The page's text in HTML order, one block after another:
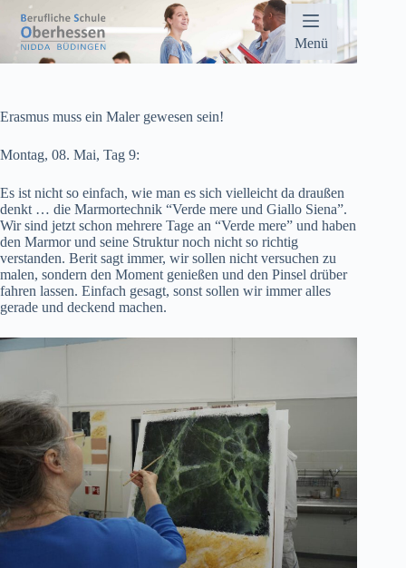
Inhalt
springen
Menü
Erasmus muss ein Maler gewesen sein!
Montag, 08. Mai, Tag 9:
Es ist nicht so einfach, wie man es sich vielleicht da draußen
denkt … die Marmortechnik “Verde mere und Giallo Siena”.
Wir sind jetzt schon mehrere Tage an “Verde mere” und haben
den Marmor und seine Struktur noch nicht so richtig
verstanden. Berit sagt immer, wir sollen nicht versuchen zu
malen, sondern den Moment genießen und den Pinsel drüber
fahren lassen. Einfach gesagt, sonst sollen wir immer alles
gerade und deckend machen.